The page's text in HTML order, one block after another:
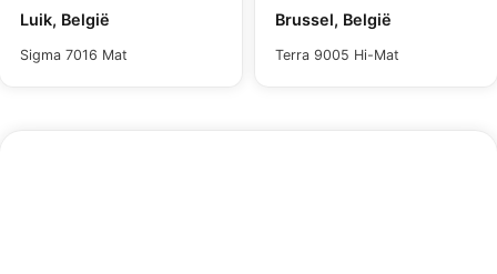
Luik, België
Sigma 7016 Mat
Brussel, België
Terra 9005 Hi-Mat